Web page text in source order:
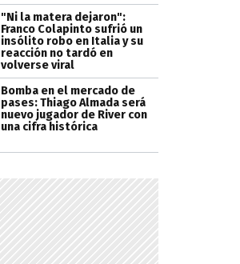
"Ni la matera dejaron":
Franco Colapinto sufrió un
insólito robo en Italia y su
reacción no tardó en
volverse viral
Bomba en el mercado de
pases: Thiago Almada será
nuevo jugador de River con
una cifra histórica